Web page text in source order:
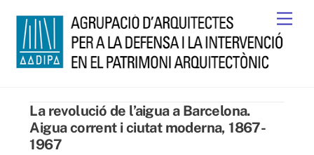
content
La revolució de l’aigua a Barcelona.
Aigua corrent i ciutat moderna, 1867-
1967